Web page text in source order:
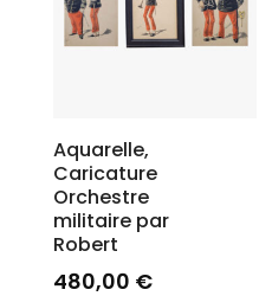
Aquarelle,
Caricature
Orchestre
militaire par
Robert
480,00 €